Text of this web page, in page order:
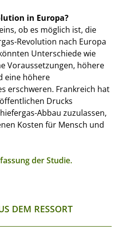
in Europa?
ob es möglich ist, die
Revolution nach Europa
Unterschiede wie
Voraussetzungen, höhere
eine höhere
erschweren. Frankreich hat
Drucks
Abbau zuzulassen,
Kosten für Mensch und
der Studie.
DEM RESSORT